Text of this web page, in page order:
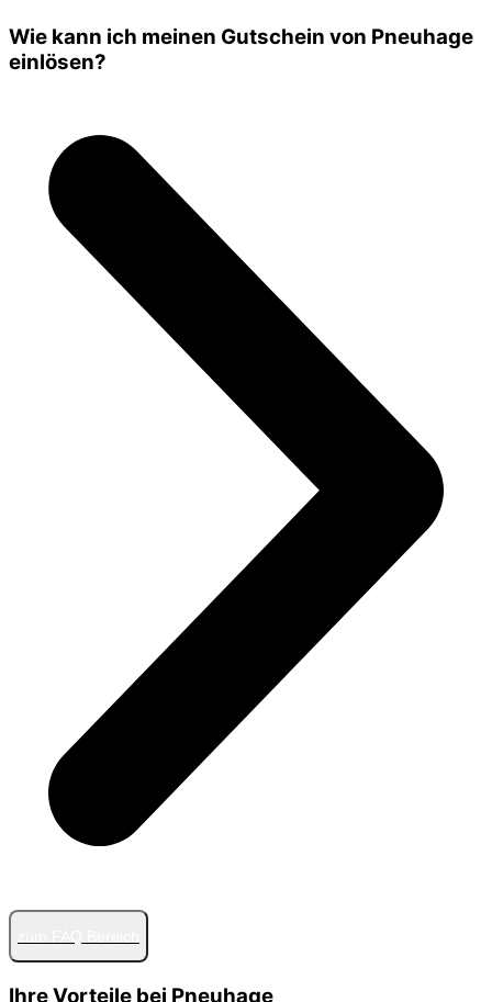
Wie kann ich meinen Gutschein von Pneuhage
einlösen?
Ihre Vorteile bei Pneuhage